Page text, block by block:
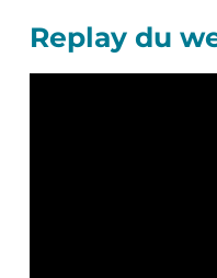
Replay du